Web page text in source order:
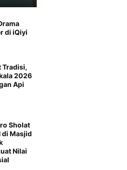
di iQiyi
Tradisi,
2026
Api
Sholat
di Masjid
Nilai